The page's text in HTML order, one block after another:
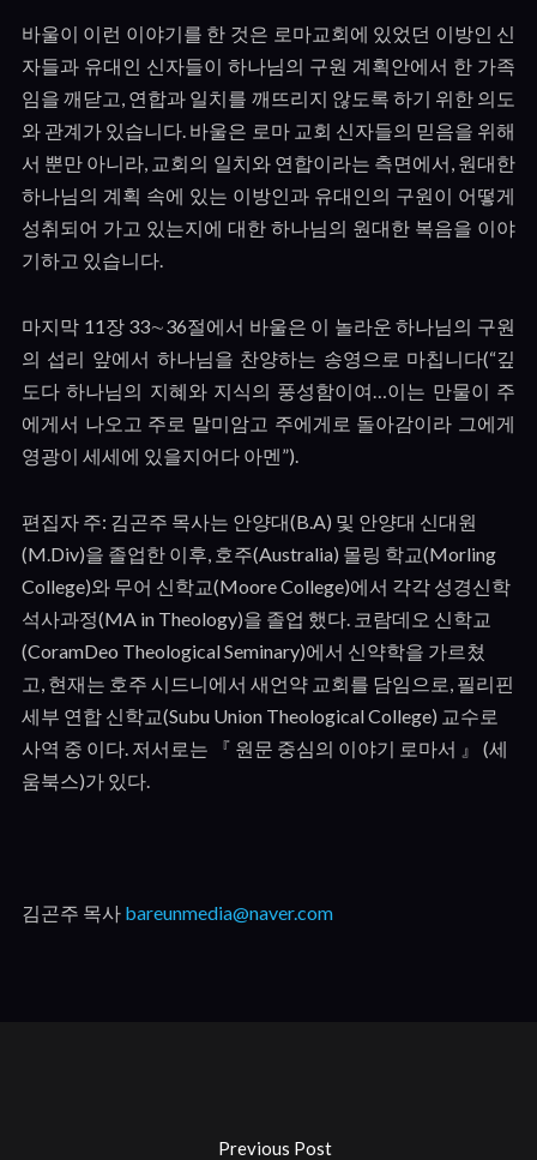
바울이 이런 이야기를 한 것은 로마교회에 있었던 이방인 신
자들과 유대인 신자들이 하나님의 구원 계획안에서 한 가족
임을 깨닫고, 연합과 일치를 깨뜨리지 않도록 하기 위한 의도
와 관계가 있습니다. 바울은 로마 교회 신자들의 믿음을 위해
서 뿐만 아니라, 교회의 일치와 연합이라는 측면에서, 원대한
하나님의 계획 속에 있는 이방인과 유대인의 구원이 어떻게
성취되어 가고 있는지에 대한 하나님의 원대한 복음을 이야
기하고 있습니다.
마지막 11장 33∼36절에서 바울은 이 놀라운 하나님의 구원
의 섭리 앞에서 하나님을 찬양하는 송영으로 마칩니다(“깊
도다 하나님의 지혜와 지식의 풍성함이여…이는 만물이 주
에게서 나오고 주로 말미암고 주에게로 돌아감이라 그에게
영광이 세세에 있을지어다 아멘”).
편집자 주: 김곤주 목사는 안양대(B.A) 및 안양대 신대원
(M.Div)을 졸업한 이후, 호주(Australia) 몰링 학교(Morling
College)와 무어 신학교(Moore College)에서 각각 성경신학
석사과정(MA in Theology)을 졸업 했다. 코람데오 신학교
(CoramDeo Theological Seminary)에서 신약학을 가르쳤
고, 현재는 호주 시드니에서 새언약 교회를 담임으로, 필리핀
세부 연합 신학교(Subu Union Theological College) 교수로
사역 중 이다. 저서로는 『 원문 중심의 이야기 로마서 』 (세
움북스)가 있다.
김곤주 목사 bareunmedia@naver.com
Previous Post